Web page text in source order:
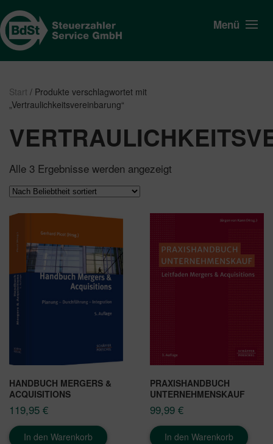
Menü
Start / Produkte verschlagwortet mit
„Vertraulichkeitsvereinbarung“
Alle 3 Ergebnisse werden angezeigt
HANDBUCH MERGERS &
ACQUISITIONS
119,95 €
In den Warenkorb
PRAXISHANDBUCH
UNTERNEHMENSKAUF
99,99 €
In den Warenkorb